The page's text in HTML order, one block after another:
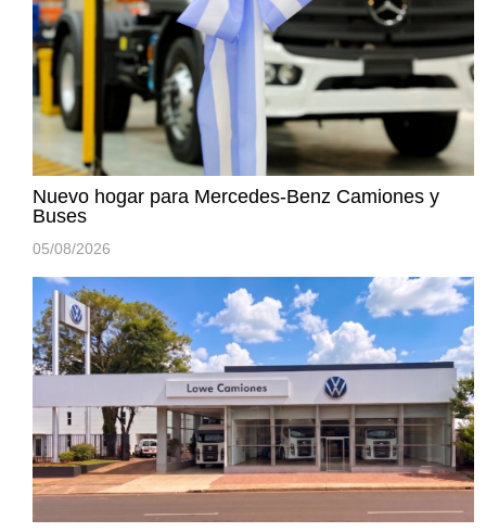
Nuevo hogar para Mercedes-Benz Camiones y
Buses
05/08/2026